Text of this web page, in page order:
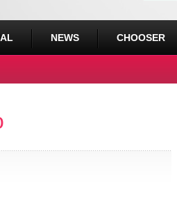
NEWS CHOOSER